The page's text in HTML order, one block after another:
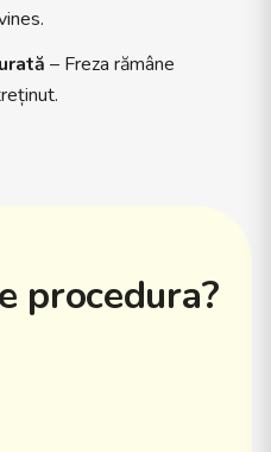
– Freza rămâne
procedura?